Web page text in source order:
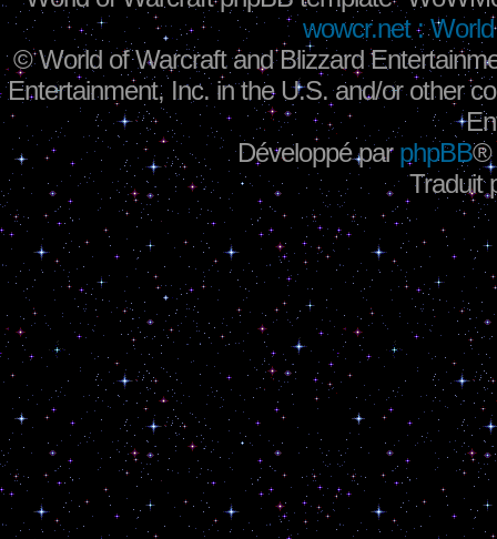
wowcr.net :
©World of Warcraft and Blizzard
Entertainment, Inc. in the U.S. and/or other
Développé par phpBB®
Traduit